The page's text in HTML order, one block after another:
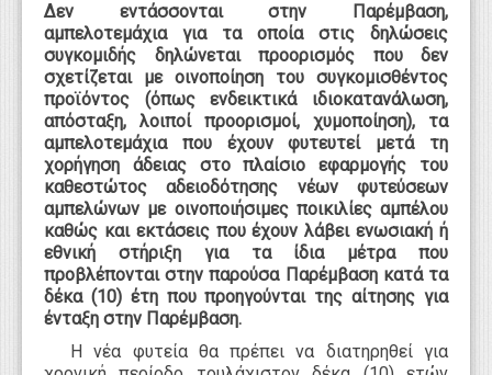
Δεν εντάσσονται στην Παρέμβαση,
αμπελοτεμάχια για τα οποία στις δηλώσεις
συγκομιδής δηλώνεται προορισμός που δεν
σχετίζεται με οινοποίηση του συγκομισθέντος
προϊόντος (όπως ενδεικτικά ιδιοκατανάλωση,
απόσταξη, λοιποί προορισμοί, χυμοποίηση), τα
αμπελοτεμάχια που έχουν φυτευτεί μετά τη
χορήγηση άδειας στο πλαίσιο εφαρμογής του
καθεστώτος αδειοδότησης νέων φυτεύσεων
αμπελώνων με οινοποιήσιμες ποικιλίες αμπέλου
καθώς και εκτάσεις που έχουν λάβει ενωσιακή ή
εθνική στήριξη για τα ίδια μέτρα που
προβλέπονται στην παρούσα Παρέμβαση κατά τα
δέκα (10) έτη που προηγούνται της αίτησης για
ένταξη στην Παρέμβαση.
Η νέα φυτεία θα πρέπει να διατηρηθεί για